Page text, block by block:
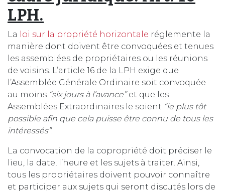
LPH.
La loi sur la propriété horizontale réglemente la
manière dont doivent être convoquées et tenues
les assemblées de propriétaires ou les réunions
de voisins. L’article 16 de la LPH exige que
l’Assemblée Générale Ordinaire soit convoquée
au moins “six jours à l’avance”et que les
Assemblées Extraordinaires le soient “le plus tôt
possible afin que cela puisse être connu de tous les
intéressés”.
La convocation de la copropriété doit préciser le
lieu, la date, l’heure et les sujets à traiter. Ainsi,
tous les propriétaires doivent pouvoir connaître
et participer aux sujets qui seront discutés lors de